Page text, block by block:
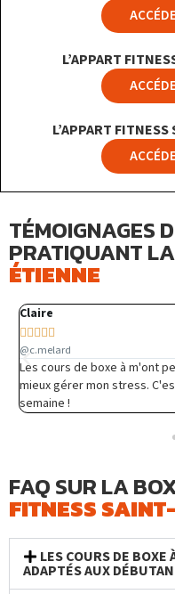
L’APPART
L’APPART
TÉMOIGNAGES
PRATIQUANT LA
ÉTIENNE
Claire
    
@c.melard
Les cours de boxe à m'ont
mieux gérer mon stress.
semaine !
FAQ SUR LA
FITNESS
LES COURS DE
ADAPTÉS AUX